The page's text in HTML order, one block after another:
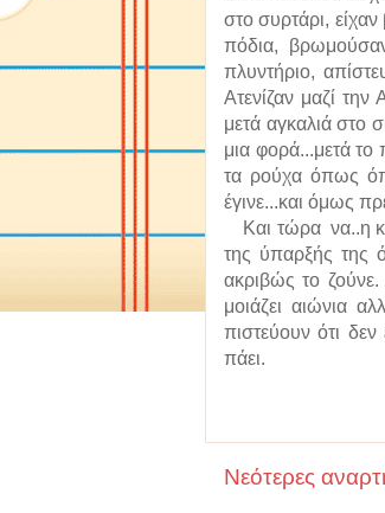
στο συρτάρι, είχαν
πόδια,
πλυντήριο,
Ατενίζαν μαζί
μετά αγκαλιά στο
μια φορά...μετά το
τα ρούχα όπως
έγινε...και όμως
Και τώρα να..η
της ύπαρξής της
ακριβώς το
μοιάζει αιώνια
πιστεύουν ότι
πάει.
Νεότερες